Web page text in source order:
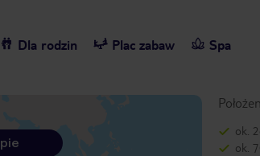
Dla rodzin Plac zabaw
Spa
ok.
ok.